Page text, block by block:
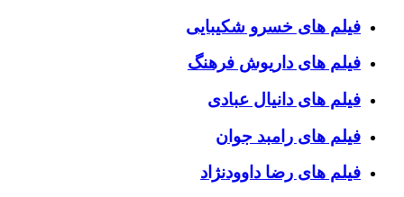
فیلم های خسرو شکیبایی
فیلم های داریوش فرهنگ
فیلم های دانیال عبادی
فیلم های رامبد جوان
فیلم های رضا داوودنژاد